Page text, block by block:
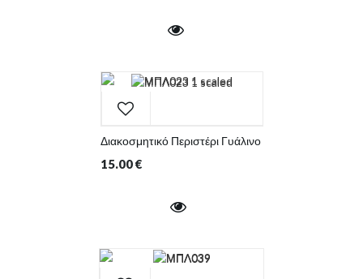
Διακοσμητικό Περιστέρι Γυάλινο
15.00€